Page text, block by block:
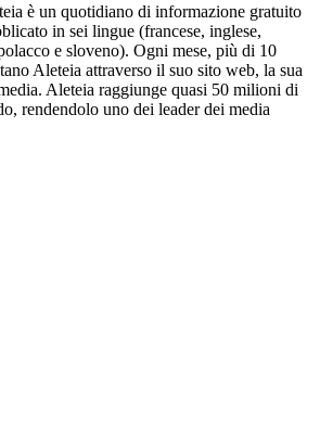
è un quotidiano di informazione gratuito
in sei lingue (francese, inglese,
e sloveno). Ogni mese, più di 10
Aleteia attraverso il suo sito web, la sua
Aleteia raggiunge quasi 50 milioni di
rendendolo uno dei leader dei media